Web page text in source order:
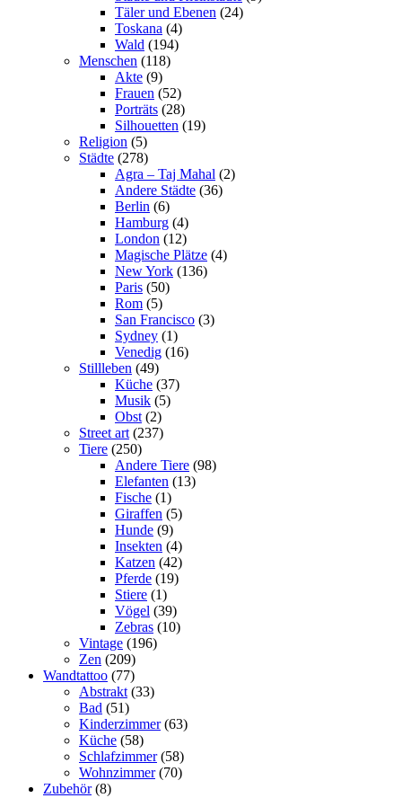
Täler und Ebenen (24)
Toskana (4)
Wald (194)
Menschen (118)
Akte (9)
Frauen (52)
Porträts (28)
Silhouetten (19)
Religion (5)
Städte (278)
Agra – Taj Mahal (2)
Andere Städte (36)
Berlin (6)
Hamburg (4)
London (12)
Magische Plätze (4)
New York (136)
Paris (50)
Rom (5)
San Francisco (3)
Sydney (1)
Venedig (16)
Stillleben (49)
Küche (37)
Musik (5)
Obst (2)
Street art (237)
Tiere (250)
Andere Tiere (98)
Elefanten (13)
Fische (1)
Giraffen (5)
Hunde (9)
Insekten (4)
Katzen (42)
Pferde (19)
Stiere (1)
Vögel (39)
Zebras (10)
Vintage (196)
Zen (209)
Wandtattoo (77)
Abstrakt (33)
Bad (51)
Kinderzimmer (63)
Küche (58)
Schlafzimmer (58)
Wohnzimmer (70)
Zubehör (8)